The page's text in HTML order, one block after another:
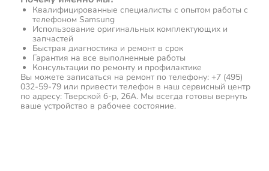
Квалифицированные специалисты с опытом работы с
телефоном Samsung
Использование оригинальных комплектующих и
запчастей
Быстрая диагностика и ремонт в срок
Гарантия на все выполненные работы
Консультации по ремонту и профилактике
Вы можете записаться на ремонт по телефону: +7 (495)
032-59-79 или привести телефон в наш сервисный центр
по адресу: Тверской б-р, 26А. Мы всегда готовы вернуть
ваше устройство в рабочее состояние.